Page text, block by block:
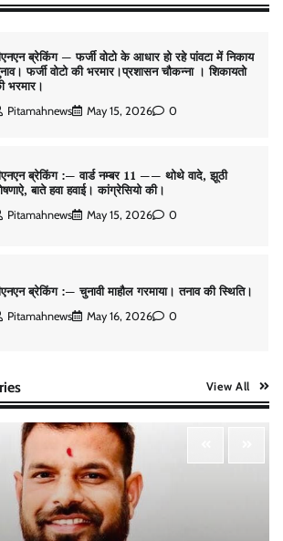
ब्रेकिंग — फर्जी वोटो के आधार हो रहे पांवटा में निकाय
फर्जी वोटो की भरमार।प्रशासन चौकन्ना । शिकायतो
भरमार।
Pitamahnews May 15, 2026 0
ब्रेकिंग :— वार्ड नम्बर 11 —— थोथे वादे, झूठी
बाते हवा हवाई। कांग्रेसियो की।
Pitamahnews May 15, 2026 0
ब्रेकिंग :— चुनावी माहौल गरमाया। तनाव की स्थिति।
Pitamahnews May 16, 2026 0
ब्रेकिंग :— डंके की चोट पर
Pitamahnews May 16, 2026
पीएनएन ब्रेकिंग — फर्जी वोटो के आधार हो रहे पांवटा में निकाय
चुनाव। फर्जी वोटो की भरमार।प्रशासन चौकन्ना । शिकायतो
की भरमार।
View All